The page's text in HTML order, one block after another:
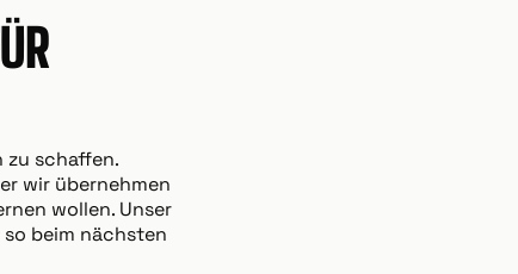
zu schaffen.
wir übernehmen
wollen. Unser
beim nächsten